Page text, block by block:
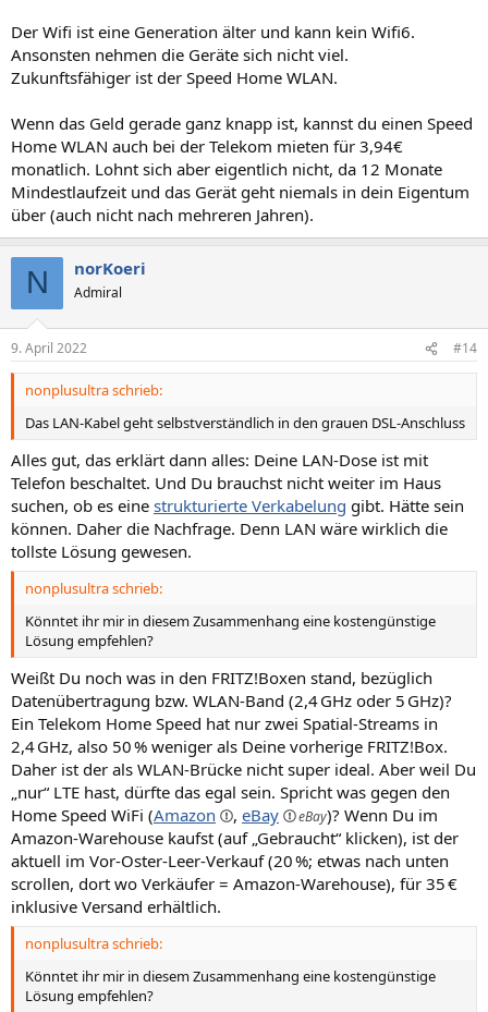
Der Wifi ist eine Generation älter und kann kein Wifi6.
Ansonsten nehmen die Geräte sich nicht viel.
Zukunftsfähiger ist der Speed Home WLAN.
Wenn das Geld gerade ganz knapp ist, kannst du einen Speed
Home WLAN auch bei der Telekom mieten für 3,94€
monatlich. Lohnt sich aber eigentlich nicht, da 12 Monate
Mindestlaufzeit und das Gerät geht niemals in dein Eigentum
über (auch nicht nach mehreren Jahren).
N norKoeri
Admiral
9. April 2022 #14
nonplusultra schrieb:
Das LAN-Kabel geht selbstverständlich in den grauen DSL-Anschluss
Alles gut, das erklärt dann alles: Deine LAN-Dose ist mit
Telefon beschaltet. Und Du brauchst nicht weiter im Haus
suchen, ob es eine strukturierte Verkabelung gibt. Hätte sein
können. Daher die Nachfrage. Denn LAN wäre wirklich die
tollste Lösung gewesen.
nonplusultra schrieb:
Könntet ihr mir in diesem Zusammenhang eine kostengünstige
Lösung empfehlen?
Weißt Du noch was in den FRITZ!Boxen stand, bezüglich
Datenübertragung bzw. WLAN-Band (2,4 GHz oder 5 GHz)?
Ein Telekom Home Speed hat nur zwei Spatial-Streams in
2,4 GHz, also 50 % weniger als Deine vorherige FRITZ!Box.
Daher ist der als WLAN-Brücke nicht super ideal. Aber weil Du
„nur“ LTE hast, dürfte das egal sein. Spricht was gegen den
Home Speed WiFi (Amazon , eBay
)? Wenn Du im
Amazon-Warehouse kaufst (auf „Gebraucht“ klicken), ist der
aktuell im Vor-Oster-Leer-Verkauf (20 %; etwas nach unten
scrollen, dort wo Verkäufer = Amazon-Warehouse), für 35 €
inklusive Versand erhältlich.
nonplusultra schrieb:
Könntet ihr mir in diesem Zusammenhang eine kostengünstige
Lösung empfehlen?